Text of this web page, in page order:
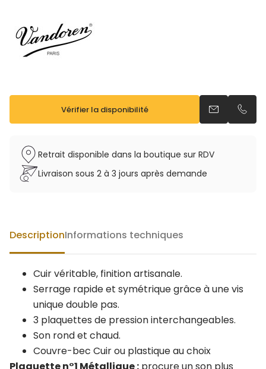
Vérifier la disponibilité Envoyer un
Retrait disponible dans la boutique sur RDV
Livraison sous 2 à 3 jours après demande
DescriptionInformations techniques
Cuir véritable, finition artisanale.
Serrage rapide et symétrique grâce à une vis
unique double pas.
3 plaquettes de pression interchangeables.
Son rond et chaud.
Couvre-bec Cuir ou plastique au choix